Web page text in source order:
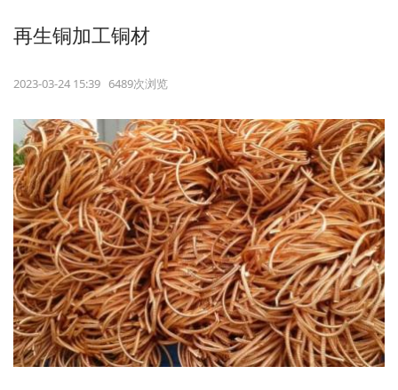
再生铜加工铜材
2023-03-24 15:39 6489次浏览